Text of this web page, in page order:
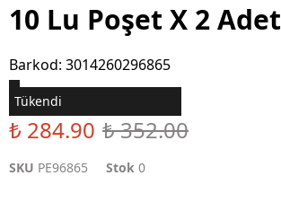
10 Lu Poşet X 2 Adet
Barkod: 3014260296865
Tükendi
₺ 284.90 ₺ 352.00
SKU PE96865 Stok 0